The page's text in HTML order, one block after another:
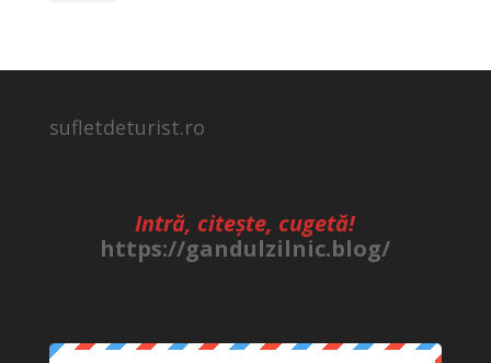
sufletdeturist.ro
Intră, citește, cugetă!
https://gandulzilnic.blog/